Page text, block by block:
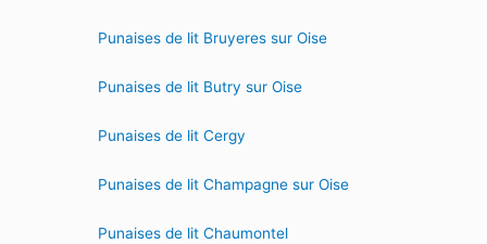
Punaises de lit Bruyeres sur Oise
Punaises de lit Butry sur Oise
Punaises de lit Cergy
Punaises de lit Champagne sur Oise
Punaises de lit Chaumontel